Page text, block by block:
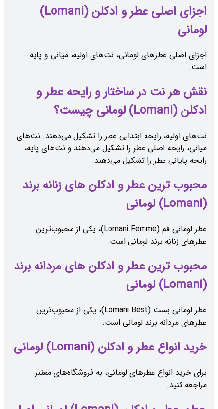
اجزای اصلی عطر و ادکلن (Lomani)
لومانی
اجزای اصلی عطرهای لومانی، نت‌های اولیه، میانی و پایه
است.
نقش هر نت در ساختار و رایحه عطر و
ادکلن (Lomani) لومانی چیست؟
نت‌های اولیه، رایحه ابتدایی عطر را تشکیل می‌دهند. نت‌های
میانی، رایحه اصلی عطر را تشکیل می‌دهند و نت‌های پایه،
رایحه پایانی عطر را تشکیل می‌دهند.
محبوب ‌ترین عطر و ادکلن های زنانه برند
(Lomani) لومانی
عطر لومانی فم (Lomani Femme)، یکی از محبوب‌ترین
عطرهای زنانه برند لومانی است.
محبوب ‌ترین عطر و ادکلن های مردانه برند
(Lomani) لومانی
عطر لومانی بست (Lomani Best)، یکی از محبوب‌ترین
عطرهای مردانه برند لومانی است.
خرید انواع عطر و ادکلن (Lomani) لومانی
برای خرید انواع عطرهای لومانی، به فروشگاه‌های معتبر
مراجعه کنید.